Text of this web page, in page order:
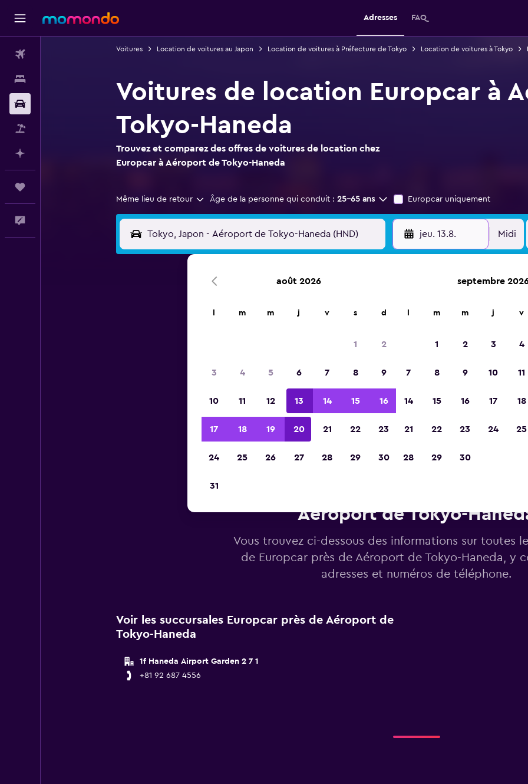
Adresses FAQ
Voitures Location de voitures au Japon Location de voitures à Préfecture de Tokyo Location de voitures à Tokyo
Voitures de location Europcar à
Tokyo-Haneda
Trouvez et comparez des offres de voitures de location chez
Europcar à Aéroport de Tokyo-Haneda
Même lieu de retour Âge de la personne qui conduit : 25-65 ans Europcar uniquement
jeu. 13.8. Midi
2023
Aéroport de Tokyo-
Vous trouvez ci-dessous des informations sur toutes
de Europcar près de Aéroport de Tokyo-Haneda, y
adresses et numéros de téléphone.
Voir les succursales Europcar près de Aéroport de
Tokyo-Haneda
1f Haneda Airport Garden 2 7 1
+81 92 687 4556
août 2026
m m j v s d
1 2
3 4 5 6 7 8 9
10 11 12 13 14 15 16
17 18 19 20 21 22 23
24 25 26 27 28 29 30
31
septembre
m m j v
1 2 3 4
7 8 9 10 11
14 15 16 17 18
21 22 23 24 25
28 29 30